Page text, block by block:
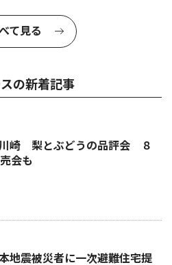
て見る
の新着記事
川崎 梨とぶどうの品評会 ８
会も
地震被災者に一次避難住宅提